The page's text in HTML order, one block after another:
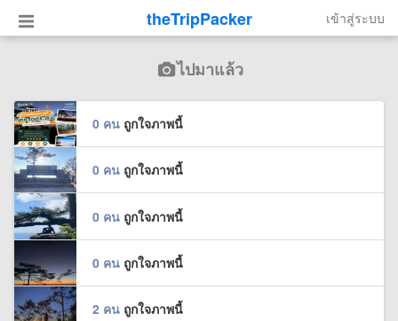
theTripPacker เข้าสู่ระบบ
ไปมาแล้ว
0 คนถูกใจภาพนี้
0 คนถูกใจภาพนี้
0 คนถูกใจภาพนี้
0 คนถูกใจภาพนี้
2 คนถูกใจภาพนี้